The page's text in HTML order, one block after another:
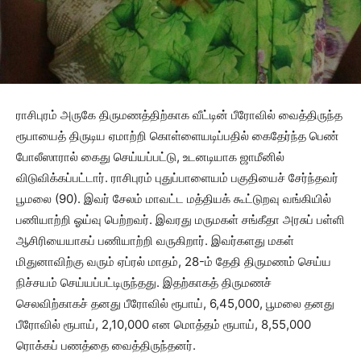
ராசிபுரம் அருகே திருமணத்திற்காக வீட்டின் பீரோவில் வைத்திருந்த
ரூபாயைத் திருடிய ஏமாற்றி கொள்ளையடிப்பதில் கைதேர்ந்த பெண்
போலீஸாரால் கைது செய்யப்பட்டு, உடனடியாக ஜாமீனில்
விடுவிக்கப்பட்டார். ராசிபுரம் புதுப்பாளையம் பகுதியைச் சேர்ந்தவர்
பூமலை (90). இவர் சேலம் மாவட்ட மத்தியக் கூட்டுறவு வங்கியில்
பணியாற்றி ஓய்வு பெற்றவர். இவரது மருமகள் சங்கீதா அரசுப் பள்ளி
ஆசிரியையாகப் பணியாற்றி வருகிறார். இவர்களது மகள்
மிதுனாவிற்கு வரும் ஏப்ரல் மாதம், 28-ம் தேதி திருமணம் செய்ய
நிச்சயம் செய்யப்பட்டிருந்தது. இதற்காகத் திருமணச்
செலவிற்காகச் தனது பீரோவில் ரூபாய், 6,45,000, பூமலை தனது
பீரோவில் ரூபாய், 2,10,000 என மொத்தம் ரூபாய், 8,55,000
ரொக்கப் பணத்தை வைத்திருந்தனர்.